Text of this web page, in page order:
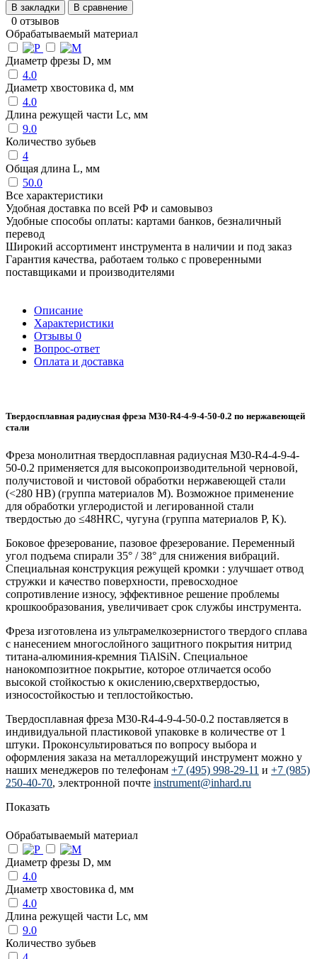
В закладки В сравнение
0 отзывов
Обрабатываемый материал
Диаметр фрезы D, мм
4.0
Диаметр хвостовика d, мм
4.0
Длина режущей части Lc, мм
9.0
Количество зубьев
4
Общая длина L, мм
50.0
Все характеристики
Удобная доставка по всей РФ и самовывоз
Удобные способы оплаты: картами банков, безналичный
перевод
Широкий ассортимент инструмента в наличии и под заказ
Гарантия качества, работаем только с проверенными
поставщиками и производителями
Описание
Характеристики
Отзывы 0
Вопрос-ответ
Оплата и доставка
Твердосплавная радиусная фреза M30-R4-4-9-4-50-0.2 по нержавеющей
стали
Фреза монолитная твердосплавная радиусная M30-R4-4-9-4-
50-0.2 применяется для высокопроизводительной черновой,
получистовой и чистовой обработки нержавеющей стали
(<280 HB) (группа материалов M). Возможное применение
для обработки углеродистой и легированной стали
твердостью до ≤48HRC, чугуна (группа материалов P, K).
Боковое фрезерование, пазовое фрезерование. Переменный
угол подъема спирали 35° / 38° для снижения вибраций.
Специальная конструкция режущей кромки : улучшает отвод
стружки и качество поверхности, превосходное
сопротивление износу, эффективное решение проблемы
крошкообразования, увеличивает срок службы инструмента.
Фреза изготовлена из ультрамелкозернистого твердого сплава
с нанесением многослойного защитного покрытия нитрид
титана-алюминия-кремния TiAlSiN. Специальное
нанокомпозитное покрытие, которое отличается особо
высокой стойкостью к окислению,сверхтвердостью,
износостойкостью и теплостойкостью.
Твердосплавная фреза M30-R4-4-9-4-50-0.2 поставляется в
индивидуальной пластиковой упаковке в количестве от 1
штуки. Проконсультироваться по вопросу выбора и
оформления заказа на металлорежущий инструмент можно у
наших менеджеров по телефонам +7 (495) 998-29-11 и +7 (985)
250-40-70, электронной почте instrument@inhard.ru
Показать
Обрабатываемый материал
Диаметр фрезы D, мм
4.0
Диаметр хвостовика d, мм
4.0
Длина режущей части Lc, мм
9.0
Количество зубьев